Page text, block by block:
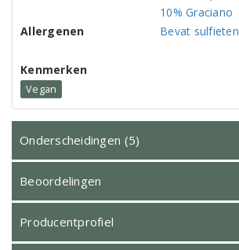
10% Graciano
Allergenen
Bevat sulfieten
Kenmerken
Vegan
Onderscheidingen (5)
Beoordelingen
Producentprofiel